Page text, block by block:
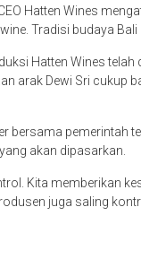
Hatten Wines
Tradisi budaya Bali
Hatten Wines
arak Dewi Sri cukup
bersama pemerintah
akan dipasarkan.
Kita memberikan
juga saling